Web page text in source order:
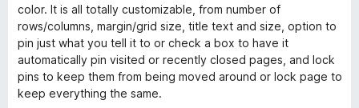
з
5
color. It is all totally customizable, from number of
rows/columns, margin/grid size, title text and size, option to
pin just what you tell it to or check a box to have it
automatically pin visited or recently closed pages, and lock
pins to keep them from being moved around or lock page to
keep everything the same.